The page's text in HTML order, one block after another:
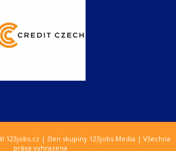
123jobs.cz | člen skupiny 123jobs Media | Všechna
práva vyhrazena